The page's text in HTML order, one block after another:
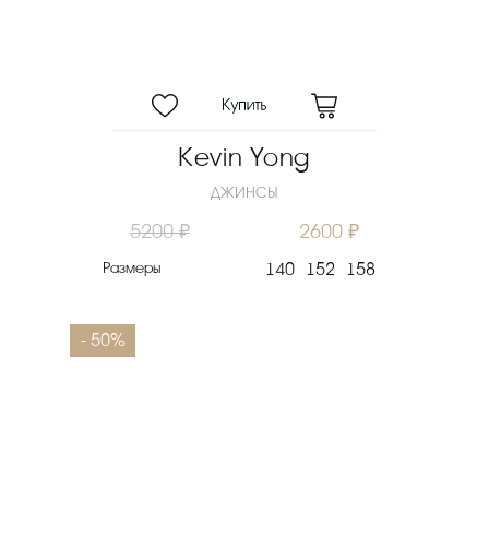
Kevin Yong
ДЖИНСЫ
5200 ₽ 2600 ₽
Размеры 140 152 158
- 50%